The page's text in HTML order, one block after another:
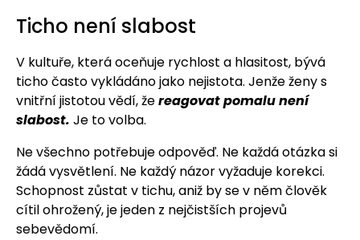
Ticho není slabost
V kultuře, která oceňuje rychlost a hlasitost, bývá
ticho často vykládáno jako nejistota. Jenže ženy s
vnitřní jistotou vědí, žereagovat pomalu není
slabost. Je to volba.
Ne všechno potřebuje odpověď. Ne každá otázka si
žádá vysvětlení. Ne každý názor vyžaduje korekci.
Schopnost zůstat v tichu, aniž by se v něm člověk
cítil ohrožený, je jeden z nejčistších projevů
sebevědomí.